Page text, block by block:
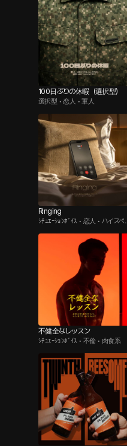
100日ぶりの休暇（選択型）
選択型 • 恋人 • 軍人
Ringing
ｼﾁｭｴｰｼｮﾝﾎﾞｲｽ • 恋人 • ハイスペ
不健全なレッスン
ｼﾁｭｴｰｼｮﾝﾎﾞｲｽ • 不倫 • 肉食系